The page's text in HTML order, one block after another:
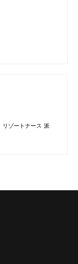
リゾートナース 派